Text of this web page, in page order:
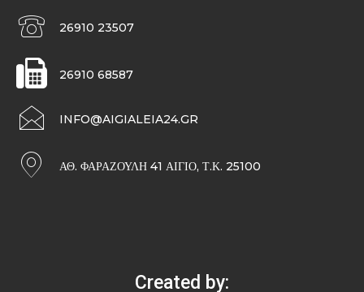
26910 23507
26910 68587
INFO@AIGIALEIA24.GR
ΑΘ. ΦΑΡΑΖΟΥΛΉ 41 ΑΊΓΙΟ, Τ.Κ. 25100
Created by: